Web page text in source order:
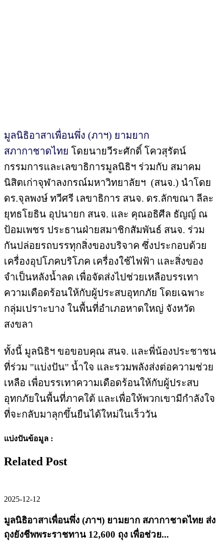
มูลนิธิอาสาเพื่อนพึ่ง (ภาฯ) ยามยาก
สภากาชาดไทย โดยนายวีระศักดิ์ โควสุรัตน์
กรรมการและเลขาธิการมูลนิธิฯ ร่วมกับ สมาคม
นิสิตเก่าจุฬาลงกรณ์มหาวิทยาลัยฯ (สนจ.) นำโดย
ดร.จุลพงษ์ ทวีศรี เลขาธิการ สนจ. ดร.ลักขณา ลีละ
ยุทธโยธิน อุปนายก สนจ. และ คุณอธิศีล ธัญญ์ ณ
ป้อมเพชร ประธานฝ่ายสมาชิกสัมพันธ์ สนจ. ร่วม
กันปล่อยรถบรรทุกสิ่งของบริจาค ซึ่งประกอบด้วย
เครื่องอุปโภคบริโภค เครื่องใช้ไฟฟ้า และสิ่งของ
จำเป็นหลังน้ำลด เพื่อจัดส่งไปช่วยเหลือบรรเทา
ความเดือดร้อนให้กับผู้ประสบอุทกภัย โดยเฉพาะ
กลุ่มเปราะบาง ในพื้นที่อำเภอหาดใหญ่ จังหวัด
สงขลา
ทั้งนี้ มูลนิธิฯ ขอขอบคุณ สนจ. และพี่น้องประชาชน
ที่ร่วม "แบ่งปัน" น้ำใจ และรวมพลังส่งต่อความช่วย
เหลือ เพื่อบรรเทาความเดือดร้อนให้กับผู้ประสบ
อุทกภัยในพื้นที่ภาคใต้ และเพื่อให้พวกเขามีกำลังใจ
ที่จะกลับมาลุกขึ้นยืนได้ใหม่ในเร็ววัน
แบ่งปันข้อมูล :
Related Post
2025-12-12
มูลนิธิอาสาเพื่อนพึ่ง (ภาฯ) ยามยาก สภากาชาดไทย ส่ง
ถุงยังชีพพระราชทาน 12,600 ถุง เพื่อช่วย...